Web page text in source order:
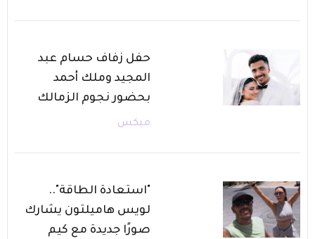
حفل زفاف حسام عبد
المجيد وملك أحمد
بحضور نجوم الزمالك
ميكس
"استعادة الطاقة"..
لويس هاميلتون يشارك
صورًا جديدة مع كيم